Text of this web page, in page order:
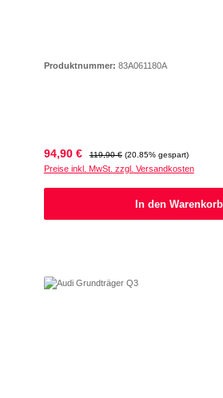
Produktnummer: 83A061180A
Verkaufspreis:
94,90 € Regulärer Preis:
119,90 € (20.85% gespart)
Preise inkl. MwSt. zzgl. Versandkosten
In den Warenkorb